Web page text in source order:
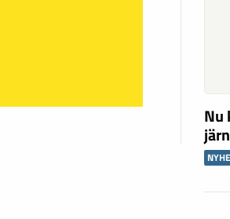
Nu